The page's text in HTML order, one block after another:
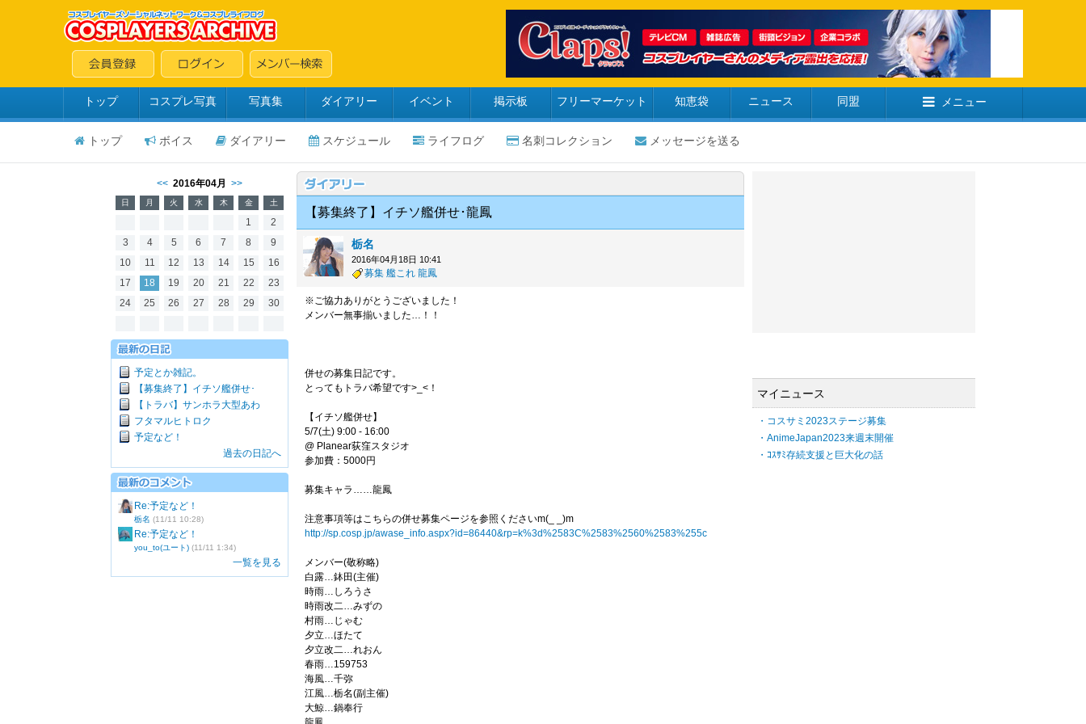
トップ コスプレ写真 写真集 ダイアリー イベント 掲示板 フリーマーケット 知恵袋 ニュース 同盟 メニュー
トップ ボイス ダイアリー スケジュール ライフログ 名刺コレクション メッセージを送る
<< 2016年04月 >>
日 月 火 水 木 金 土
1
2
3
4 5 6 7 8
9
10
11 12 13 14 15
16
17
18 19 20 21 22
23
24
25 26 27 28 29 30
予定とか雑記。
【募集終了】イチソ艦併せ･
【トラバ】サンホラ大型あわ
フタマルヒトロク
予定など！
過去の日記へ
Re:予定など！
栃名 (11/11 10:28)
Re:予定など！
you_to(ユート) (11/11 1:34)
一覧を見る
【募集終了】イチソ艦併せ･龍鳳
栃名
2016年04月18日 10:41
募集 艦これ 龍鳳
※ご協力ありがとうございました！
メンバー無事揃いました…！！
併せの募集日記です。
とってもトラバ希望です>_<！
【イチソ艦併せ】
5/7(土) 9:00 - 16:00
@ Planear荻窪スタジオ
参加費：5000円
募集キャラ……龍鳳
注意事項等はこちらの併せ募集ページを参照くださいm(_ _)m
http://sp.cosp.jp/awase_info.aspx?id=86440&rp=k%3d%2583C%2583%2560%2583%255c
メンバー(敬称略)
白露…鉢田(主催)
時雨…しろうさ
時雨改二…みずの
村雨…じゃむ
夕立…ほたて
夕立改二…れおん
春雨…159753
海風…千弥
江風…栃名(副主催)
大鯨…鍋奉行
マイニュース
・コスサミ2023ステージ募集
・AnimeJapan2023来週末開催
・ｺｽｻﾐ存続支援と巨大化の話